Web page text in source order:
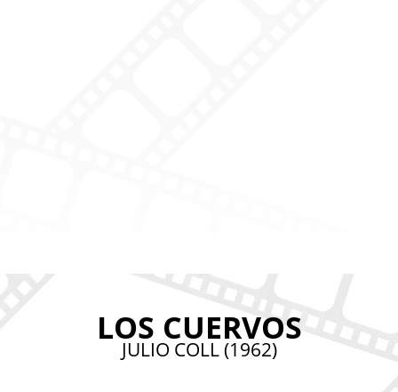
LOS CUERVOS
JULIO COLL (1962)